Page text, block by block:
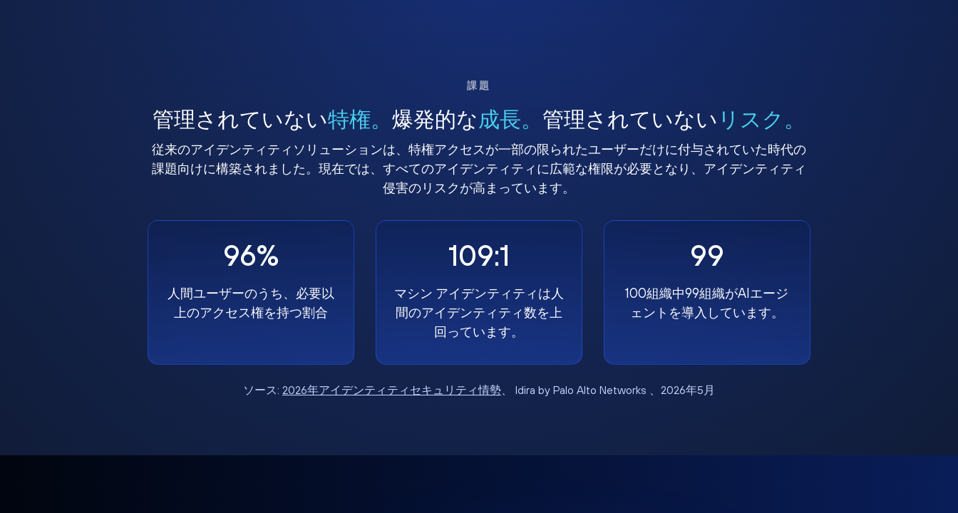
課題
管理されていない特権。 爆発的な成長。 管理されていない リスク。
従来のアイデンティティソリューションは、特権アクセスが一部の限られたユーザーだけに付与されていた時代の
課題向けに構築されました。現在では、すべてのアイデンティティに広範な権限が必要となり、アイデンティティ
侵害のリスクが高まっています。
96%
人間ユーザーのうち、必要以
上のアクセス権を持つ割合
109:1
マシン アイデンティティは人
間のアイデンティティ数を上
回っています。
99
100組織中99組織がAIエージ
ェントを導入しています。
ソース: 2026年アイデンティティセキュリティ情勢、 Idira by Palo Alto Networks 、2026年5月